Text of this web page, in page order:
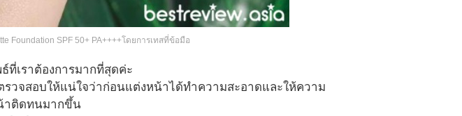
Foundation SPF 50+ PA++++โดยการเทสที่ข้อมือ
ที่เราต้องการมากที่สุดค่ะ
วจสอบให้แน่ใจว่าก่อนแต่งหน้าได้ทำความสะอาดและให้ความ
าติดทนมากขึ้น